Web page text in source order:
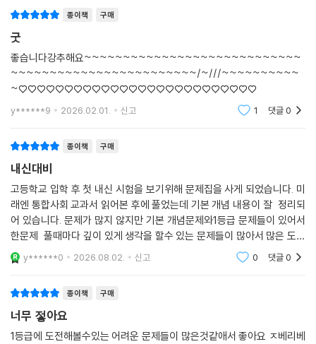
종이책 구매
굿
좋습니다강추해요~~~~~~~~~~~~~~~~~~~~~~~~~~~~
~~~~~~~~~~~~~~~~~~~~~~~~/~///~~~~~~~~~~
~♡♡♡♡♡♡♡♡♡♡♡♡♡♡♡♡♡♡♡♡♡♡♡♡♡♡
y******9 2026.02.01. 신고 1 댓글0
종이책 구매
내신대비
고등학교 입학 후 첫 내신 시험을 보기위해 문제집을 사게 되었습니다. 미
래엔 통합사회 교과서 읽어본 후에 풀었는데 기본 개념 내용이 잘 정리되
어 있습니다. 문제가 많지 않지만 기본 개념문제와1등급 문제들이 있어서
한문제 풀때마다 깊이 있게 생각을 할수 있는 문제들이 많아서 많은 도움
이 됩니다.
y******0 2026.08.02. 신고 0 댓글0
종이책 구매
너무 젛아요
1등급에 도전해볼수있는 어려운 문제들이 많은것같애서 좋아요 ㅈ베리베